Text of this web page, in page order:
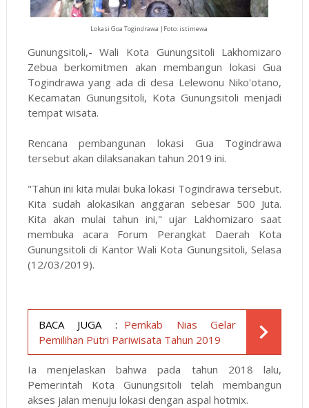
Lokasi Goa Togindrawa |Foto: istimewa
Gunungsitoli,- Wali Kota Gunungsitoli Lakhomizaro
Zebua berkomitmen akan membangun lokasi Gua
Togindrawa yang ada di desa Lelewonu Niko'otano,
Kecamatan Gunungsitoli, Kota Gunungsitoli menjadi
tempat wisata.
Rencana pembangunan lokasi Gua Togindrawa
tersebut akan dilaksanakan tahun 2019 ini.
"Tahun ini kita mulai buka lokasi Togindrawa tersebut.
Kita sudah alokasikan anggaran sebesar 500 Juta.
Kita akan mulai tahun ini," ujar Lakhomizaro saat
membuka acara Forum Perangkat Daerah Kota
Gunungsitoli di Kantor Wali Kota Gunungsitoli, Selasa
(12/03/2019).
BACA JUGA : Pemkab Nias Gelar
Pemilihan Putri Pariwisata Tahun 2019
Ia menjelaskan bahwa pada tahun 2018 lalu,
Pemerintah Kota Gunungsitoli telah membangun
akses jalan menuju lokasi dengan aspal hotmix.